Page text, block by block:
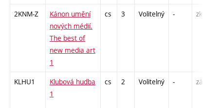
2KNM-Z
Kánon umění
nových médií.
The best of
new media art
1
cs 3 Volitelný - zk
KLHU1
Klubová hudba
1
cs 2 Volitelný - zá